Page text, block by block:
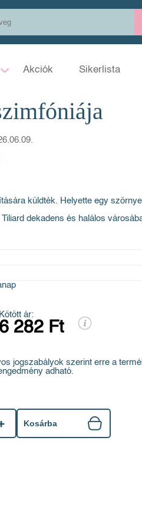
Akciók Sikerlista
küldték. Helyette egy
dekadens és halálos
Kötött ár:
6 282 Ft
jogszabályok szerint erre a
adható.
Kosárba